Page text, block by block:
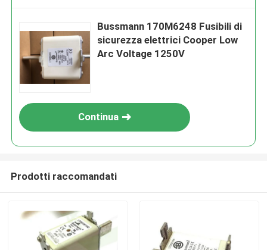
Bussmann 170M6248 Fusibili di
sicurezza elettrici Cooper Low
Arc Voltage 1250V
Continua
Prodotti raccomandati